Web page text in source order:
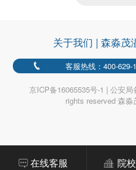
关于我们 | 森淼茂
客服热线：400-629-
京ICP备16065535号-1 | 公安
rights reserved 森
在线客服 院